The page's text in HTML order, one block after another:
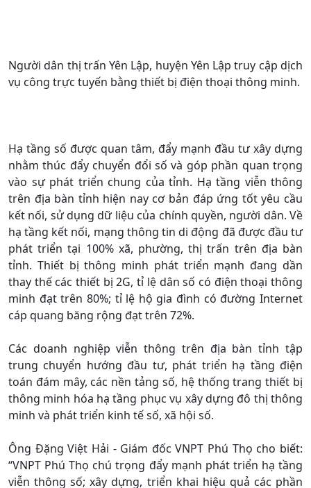
Người dân thị trấn Yên Lập, huyện Yên Lập truy cập dịch
vụ công trực tuyến bằng thiết bị điện thoại thông minh.
Hạ tầng số được quan tâm, đẩy mạnh đầu tư xây dựng
nhằm thúc đẩy chuyển đổi số và góp phần quan trọng
vào sự phát triển chung của tỉnh. Hạ tầng viễn thông
trên địa bàn tỉnh hiện nay cơ bản đáp ứng tốt yêu cầu
kết nối, sử dụng dữ liệu của chính quyền, người dân. Về
hạ tầng kết nối, mạng thông tin di động đã được đầu tư
phát triển tại 100% xã, phường, thị trấn trên địa bàn
tỉnh. Thiết bị thông minh phát triển mạnh đang dần
thay thế các thiết bị 2G, tỉ lệ dân số có điện thoại thông
minh đạt trên 80%; tỉ lệ hộ gia đình có đường Internet
cáp quang băng rộng đạt trên 72%.
Các doanh nghiệp viễn thông trên địa bàn tỉnh tập
trung chuyển hướng đầu tư, phát triển hạ tầng điện
toán đám mây, các nền tảng số, hệ thống trang thiết bị
thông minh hóa hạ tầng phục vụ xây dựng đô thị thông
minh và phát triển kinh tế số, xã hội số.
Ông Đặng Việt Hải - Giám đốc VNPT Phú Thọ cho biết:
“VNPT Phú Thọ chú trọng đẩy mạnh phát triển hạ tầng
viễn thông số; xây dựng, triển khai hiệu quả các phần